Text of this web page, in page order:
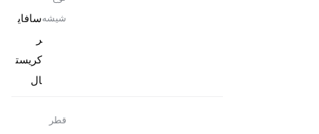
شیشهسافای
ر
کریست
ال
قطر